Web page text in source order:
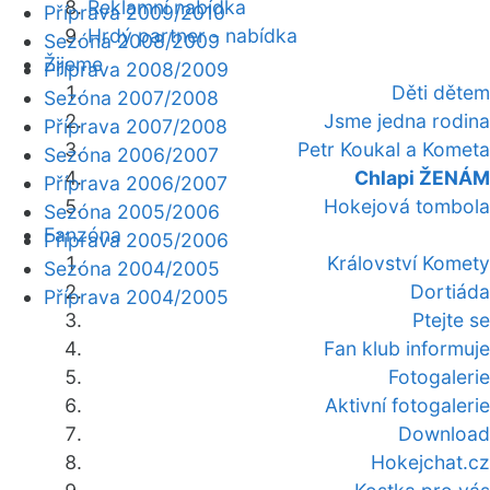
Reklamní nabídka
Hrdý partner - nabídka
Žijeme
Děti dětem
Jsme jedna rodina
Petr Koukal a Kometa
Chlapi ŽENÁM
Hokejová tombola
Fanzóna
Království Komety
Dortiáda
Ptejte se
Fan klub informuje
Fotogalerie
Aktivní fotogalerie
Download
Hokejchat.cz
Příprava 2009/2010
Sezóna 2008/2009
Příprava 2008/2009
Sezóna 2007/2008
Příprava 2007/2008
Sezóna 2006/2007
Příprava 2006/2007
Sezóna 2005/2006
Příprava 2005/2006
Sezóna 2004/2005
Příprava 2004/2005